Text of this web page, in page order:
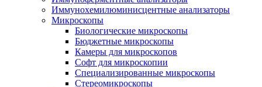
Иммунохемилюминисцентные анализаторы
Микроскопы
Биологические микроскопы
Бюджетные микроскопы
Камеры для микроскопов
Софт для микроскопии
Специализированные микроскопы
Стереомикроскопы